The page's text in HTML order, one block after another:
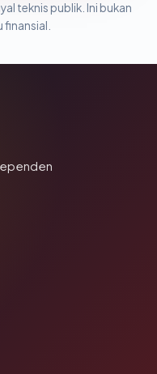
teknis publik. Ini bukan